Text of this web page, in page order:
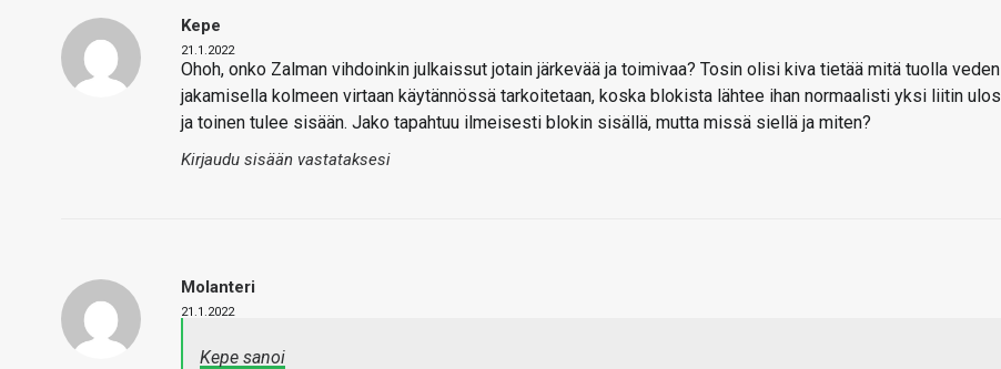
Kepe
21.1.2022
Ohoh, onko Zalman vihdoinkin julkaissut jotain järkevää ja toimivaa? Tosin olisi kiva tietää mitä tuolla veden
jakamisella kolmeen virtaan käytännössä tarkoitetaan, koska blokista lähtee ihan normaalisti yksi liitin ulos
ja toinen tulee sisään. Jako tapahtuu ilmeisesti blokin sisällä, mutta missä siellä ja miten?
Kirjaudu sisään vastataksesi
Molanteri
21.1.2022
Kepe sanoi